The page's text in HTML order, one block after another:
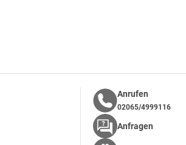
Anrufen
02065/4999116
Anfragen